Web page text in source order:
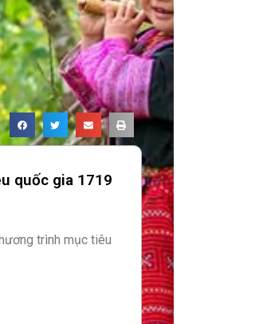
quốc gia 1719
trình mục tiêu